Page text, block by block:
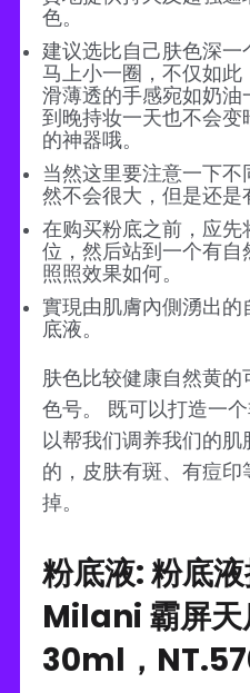
色。
建议选比自己肤色深
马上小一圈，不仅如此
滑薄透的手感宛如奶
到晚持妆一天也不会变
的神器哦。
当然这里要注意一下不
然不会很大，但是还是
在购买粉底之前，应先
位，然后站到一个有自
照照效果如何。
實現由肌膚內側湧出的
底液。
肤色比较健康自然黄
色号。 既可以打造一
以帮我们调养我们的
的，皮肤有斑、有痘
掉。
粉底液: 粉底
Milani 霸屏天
30ml，